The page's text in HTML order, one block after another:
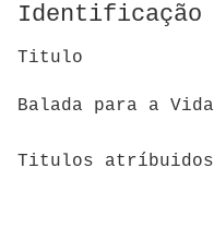
Identificação
Titulo
Balada para a Vida
Titulos atríbuidos